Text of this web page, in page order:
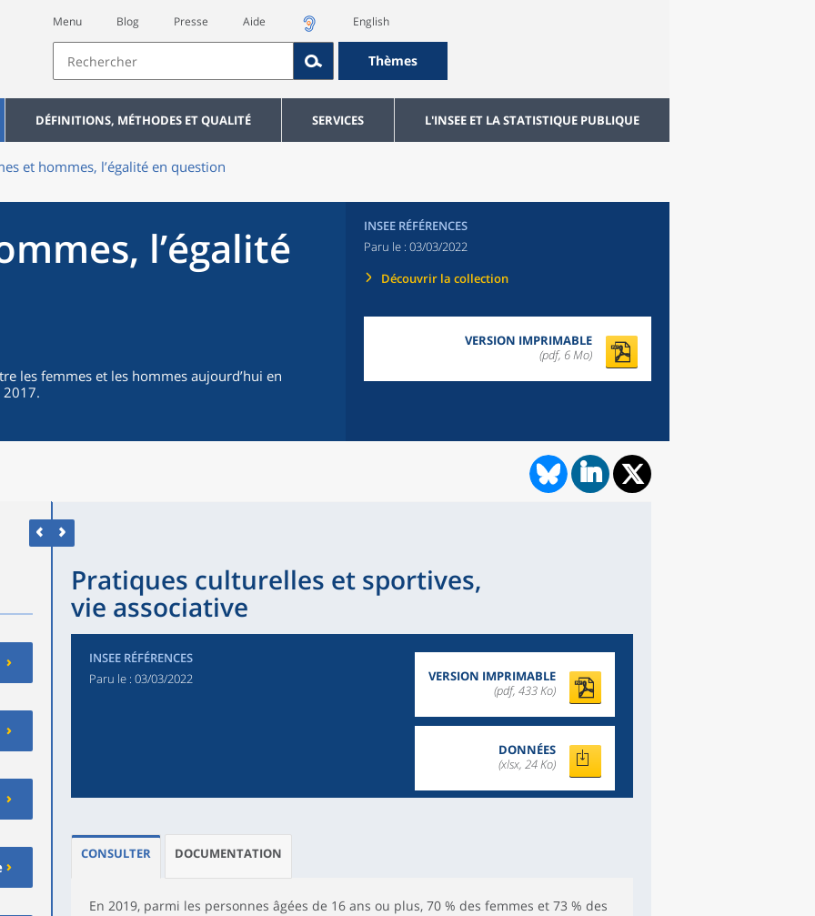
Menu Blog Presse Aide English
Thèmes
DÉFINITIONS, MÉTHODES ET QUALITÉ SERVICES L'INSEE ET LA STATISTIQUE PUBLIQUE
et hommes, l’égalité en question
l’égalité
les femmes et les hommes aujourd’hui en
2017.
INSEE RÉFÉRENCES
Paru le : 03/03/2022
Découvrir la collection
VERSION IMPRIMABLE
(pdf, 6 Mo)
Pratiques culturelles et sportives,
vie associative
INSEE RÉFÉRENCES
Paru le : 03/03/2022
VERSION IMPRIMABLE
(pdf, 433 Ko)
DONNÉES
(xlsx, 24 Ko)
CONSULTER DOCUMENTATION
En 2019, parmi les personnes âgées de 16 ans ou plus, 70 % des femmes et 73 % des